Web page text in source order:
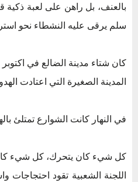
بالعنف، بل راهن على لعبة ذكية
سلم يرقى عليه النشطاء نحو
كان شتاء مدينة الضالع في اكتوبر 1999 يشبه قدرا يغلي فوق نار لا تهدأ.
المدينة الصغيرة التي اعتادت
في النهار كانت الشوارع تمتلئ
كل شيء كان يتحرك، كل شيء
اللجنة الشعبية تقود